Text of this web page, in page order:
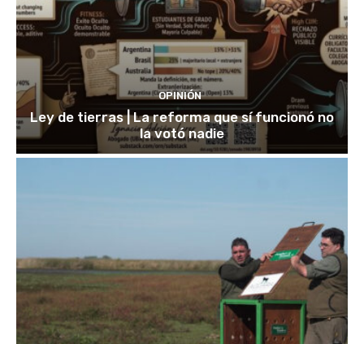
OPINIÓN
Ley de tierras | La reforma que sí funcionó no
la votó nadie